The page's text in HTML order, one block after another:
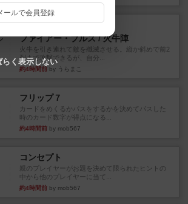
ファイアー・ブルズ / 火牛陣
火牛を引き連れて敵を殲滅させる。縦か斜めで前2
列まで攻撃できるが、自分...
約4時間前 by うらまこ
フリップ７
カードをめくるかパスをするかを決めてパスした
時のカード数字が得点になる...
約4時間前 by mob567
コンセプト
親のプレイヤーがお題を決めて限られたヒントの
中から他のプレイヤーに当て...
約4時間前 by mob567
ールで会員登録
らく表示しない